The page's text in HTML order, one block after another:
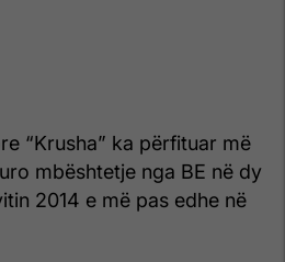
“Krusha” ka përfituar më
mbështetje nga BE në dy
2014 e më pas edhe në